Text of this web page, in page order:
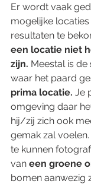
Er wordt vaak
mogelijke
resultaten te
een locatie niet
zijn. Meestal is de
waar het paard
prima locatie. Je
omgeving daar
hij/zij zich ook
gemak zal
te kunnen
van een groene
bomen aanwezig